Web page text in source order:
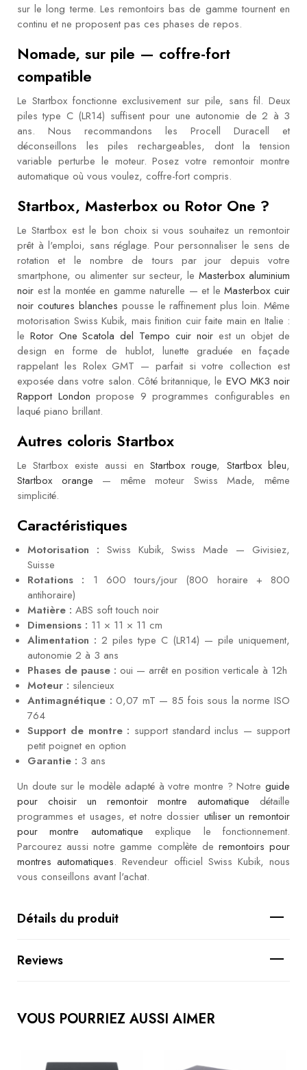
sur le long terme. Les remontoirs bas de gamme tournent en
continu et ne proposent pas ces phases de repos.
Nomade, sur pile — coffre-fort
compatible
Le Startbox fonctionne exclusivement sur pile, sans fil. Deux
piles type C (LR14) suffisent pour une autonomie de 2 à 3
ans. Nous recommandons les Procell Duracell et
déconseillons les piles rechargeables, dont la tension
variable perturbe le moteur. Posez votre remontoir montre
automatique où vous voulez, coffre-fort compris.
Startbox, Masterbox ou Rotor One ?
Le Startbox est le bon choix si vous souhaitez un remontoir
prêt à l'emploi, sans réglage. Pour personnaliser le sens de
rotation et le nombre de tours par jour depuis votre
smartphone, ou alimenter sur secteur, leMasterbox aluminium
noir est la montée en gamme naturelle — et leMasterbox cuir
noir coutures blanches pousse le raffinement plus loin. Même
motorisation Swiss Kubik, mais finition cuir faite main en Italie :
le Rotor One Scatola del Tempo cuir noirest un objet de
design en forme de hublot, lunette graduée en façade
rappelant les Rolex GMT — parfait si votre collection est
exposée dans votre salon. Côté britannique, le EVO MK3 noir
Rapport London propose 9 programmes configurables en
laqué piano brillant.
Autres coloris Startbox
Le Startbox existe aussi en Startbox rouge, Startbox bleu,
Startbox orange — même moteur Swiss Made, même
simplicité.
Caractéristiques
Motorisation : Swiss Kubik, Swiss Made — Givisiez,
Suisse
Rotations : 1 600 tours/jour (800 horaire + 800
antihoraire)
Matière : ABS soft touch noir
Dimensions : 11 × 11 × 11 cm
Alimentation : 2 piles type C (LR14) — pile uniquement,
autonomie 2 à 3 ans
Phases de pause : oui — arrêt en position verticale à 12h
Moteur : silencieux
Antimagnétique : 0,07 mT — 85 fois sous la norme ISO
764
Support de montre : support standard inclus — support
petit poignet en option
Garantie : 3 ans
Un doute sur le modèle adapté à votre montre ? Notre guide
pour choisir un remontoir montre automatique détaille
programmes et usages, et notre dossier utiliser un remontoir
pour montre automatique explique le fonctionnement.
Parcourez aussi notre gamme complète de remontoirs pour
montres automatiques. Revendeur officiel Swiss Kubik, nous
vous conseillons avant l'achat.
Détails du produit
Reviews
VOUS POURRIEZ AUSSI AIMER